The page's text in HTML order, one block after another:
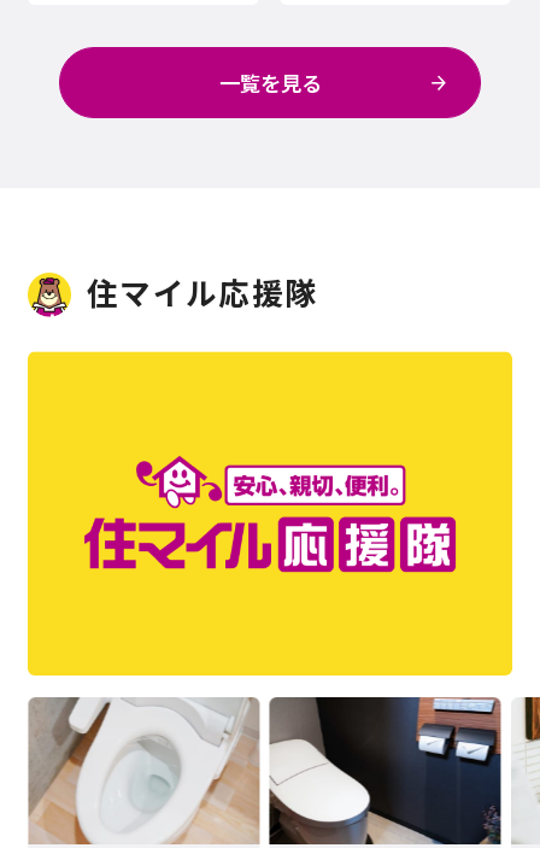
一覧を見る
住マイル応援隊